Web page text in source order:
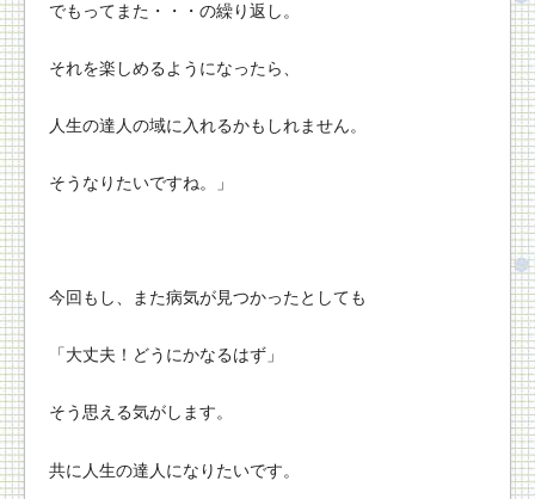
でもってまた・・・の繰り返し。
それを楽しめるようになったら、
人生の達人の域に入れるかもしれません。
そうなりたいですね。」
今回もし、また病気が見つかったとしても
「大丈夫！どうにかなるはず」
そう思える気がします。
共に人生の達人になりたいです。